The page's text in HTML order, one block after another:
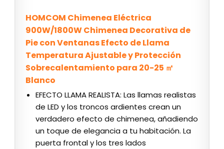
HOMCOM Chimenea Eléctrica
900W/1800W Chimenea Decorativa de
Pie con Ventanas Efecto de Llama
Temperatura Ajustable y Protección
Sobrecalentamiento para 20-25 ㎡
Blanco
EFECTO LLAMA REALISTA: Las llamas realistas
de LED y los troncos ardientes crean un
verdadero efecto de chimenea, añadiendo
un toque de elegancia a tu habitación. La
puerta frontal y los tres lados